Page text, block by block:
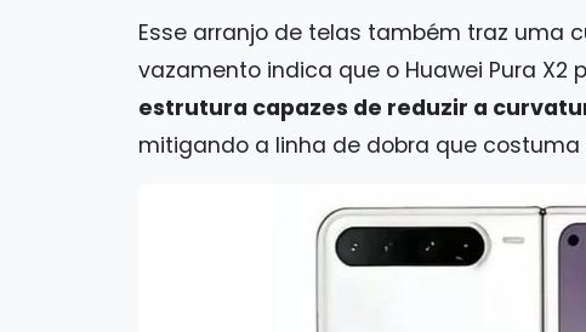
Esse arranjo de telas também traz uma
vazamento indica que o Huawei Pura X2
estrutura capazes de reduzir a
mitigando a linha de dobra que